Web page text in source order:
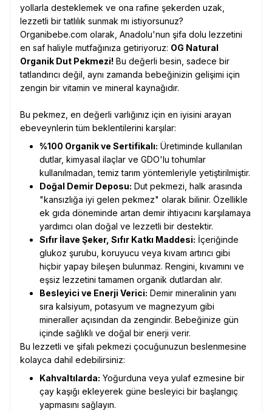
yollarla desteklemek ve ona rafine şekerden uzak,
lezzetli bir tatlılık sunmak mı istiyorsunuz?
Organibebe.com olarak, Anadolu'nun şifa dolu lezzetini
en saf haliyle mutfağınıza getiriyoruz: OG Natural
Organik Dut Pekmezi! Bu değerli besin, sadece bir
tatlandırıcı değil, aynı zamanda bebeğinizin gelişimi için
zengin bir vitamin ve mineral kaynağıdır.
Bu pekmez, en değerli varlığınız için en iyisini arayan
ebeveynlerin tüm beklentilerini karşılar:
%100 Organik ve Sertifikalı: Üretiminde kullanılan
dutlar, kimyasal ilaçlar ve GDO'lu tohumlar
kullanılmadan, temiz tarım yöntemleriyle yetiştirilmiştir.
Doğal Demir Deposu: Dut pekmezi, halk arasında
"kansızlığa iyi gelen pekmez" olarak bilinir. Özellikle
ek gıda döneminde artan demir ihtiyacını karşılamaya
yardımcı olan doğal ve lezzetli bir destektir.
Sıfır İlave Şeker, Sıfır Katkı Maddesi: İçeriğinde
glukoz şurubu, koruyucu veya kıvam artırıcı gibi
hiçbir yapay bileşen bulunmaz. Rengini, kıvamını ve
eşsiz lezzetini tamamen organik dutlardan alır.
Besleyici ve Enerji Verici: Demir mineralinin yanı
sıra kalsiyum, potasyum ve magnezyum gibi
mineraller açısından da zengindir. Bebeğinize gün
içinde sağlıklı ve doğal bir enerji verir.
Bu lezzetli ve şifalı pekmezi çocuğunuzun beslenmesine
kolayca dahil edebilirsiniz:
Kahvaltılarda: Yoğurduna veya yulaf ezmesine bir
çay kaşığı ekleyerek güne besleyici bir başlangıç
yapmasını sağlayın.